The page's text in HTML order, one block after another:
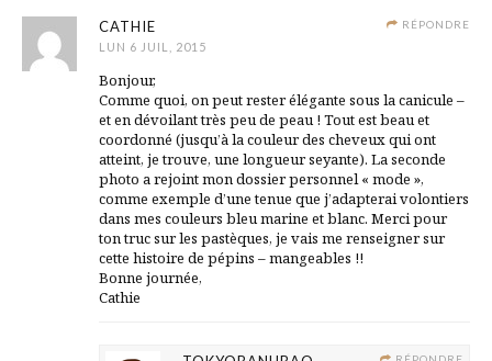
RÉPONDRE
CATHIE
LUN 6 JUIL, 2015
Bonjour,
Comme quoi, on peut rester élégante sous la canicule –
et en dévoilant très peu de peau ! Tout est beau et
coordonné (jusqu’à la couleur des cheveux qui ont
atteint, je trouve, une longueur seyante). La seconde
photo a rejoint mon dossier personnel « mode »,
comme exemple d’une tenue que j’adapterai volontiers
dans mes couleurs bleu marine et blanc. Merci pour
ton truc sur les pastèques, je vais me renseigner sur
cette histoire de pépins – mangeables !!
Bonne journée,
Cathie
RÉPONDRE